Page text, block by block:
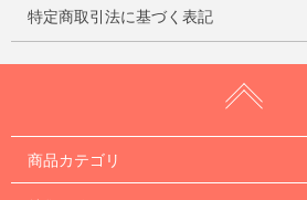
特定商取引法に基づく表記
商品カテゴリ